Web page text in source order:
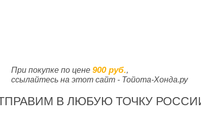
При покупке по цене 900 руб.,
ссылайтесь на этот сайт - Тойота-Хонда.ру
В ЛЮБУЮ ТОЧКУ